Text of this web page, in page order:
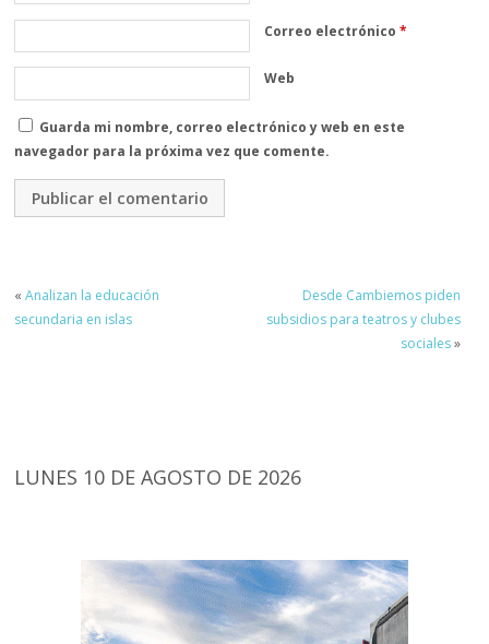
Correo electrónico*
Web
Guarda mi nombre, correo electrónico y web en este
navegador para la próxima vez que comente.
«Analizan la educación
secundaria en islas
Desde Cambiemos piden
subsidios para teatros y clubes
sociales»
LUNES 10 DE AGOSTO DE 2026